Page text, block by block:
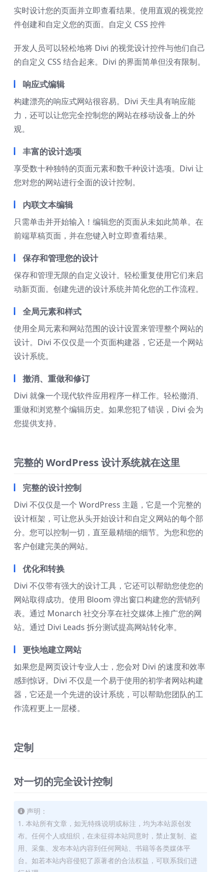
实时设计您的页面并立即查看结果。使用直观的视觉控
件创建和自定义您的页面。自定义 CSS 控件
开发人员可以轻松地将 Divi 的视觉设计控件与他们自己
的自定义 CSS 结合起来。Divi 的界面简单但没有限制。
响应式编辑
构建漂亮的响应式网站很容易。Divi 天生具有响应能
力，还可以让您完全控制您的网站在移动设备上的外
观。
丰富的设计选项
享受数十种独特的页面元素和数千种设计选项。Divi 让
您对您的网站进行全面的设计控制。
内联文本编辑
只需单击并开始输入！编辑您的页面从未如此简单。在
前端草稿页面，并在您键入时立即查看结果。
保存和管理您的设计
保存和管理无限的自定义设计。轻松重复使用它们来启
动新页面。创建先进的设计系统并简化您的工作流程。
全局元素和样式
使用全局元素和网站范围的设计设置来管理整个网站的
设计。Divi 不仅仅是一个页面构建器，它还是一个网站
设计系统。
撤消、重做和修订
Divi 就像一个现代软件应用程序一样工作。轻松撤消、
重做和浏览整个编辑历史。如果您犯了错误，Divi 会为
您提供支持。
完整的 WordPress 设计系统就在这里
完整的设计控制
Divi 不仅仅是一个 WordPress 主题，它是一个完整的
设计框架，可让您从头开始设计和自定义网站的每个部
分。您可以控制一切，直至最精细的细节。为您和您的
客户创建完美的网站。
优化和转换
Divi 不仅带有强大的设计工具，它还可以帮助您使您的
网站取得成功。使用 Bloom 弹出窗口构建您的营销列
表。通过 Monarch 社交分享在社交媒体上推广您的网
站。通过 Divi Leads 拆分测试提高网站转化率。
更快地建立网站
如果您是网页设计专业人士，您会对 Divi 的速度和效率
感到惊讶。Divi 不仅是一个易于使用的初学者网站构建
器，它还是一个先进的设计系统，可以帮助您团队的工
作流程更上一层楼。
定制
对一切的完全设计控制
声明：
1. 本站所有文章，如无特殊说明或标注，均为本站原创发
布。任何个人或组织，在未征得本站同意时，禁止复制、盗
用、采集、发布本站内容到任何网站、书籍等各类媒体平
台。如若本站内容侵犯了原著者的合法权益，可联系我们进